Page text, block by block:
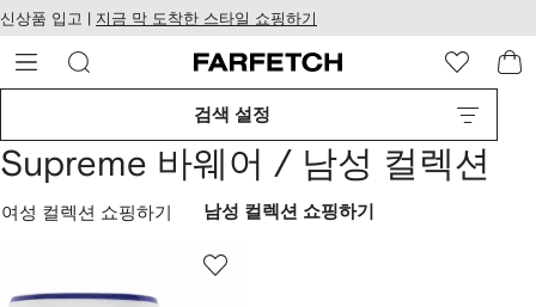
츠
건
너
기
치
웹
접
신상품 입고 | 지금 막 도착한 스타일 쇼핑하기
검색 설정
Supreme 바웨어 / 남성 컬렉션
여성 컬렉션 쇼핑하기 남성 컬렉션 쇼핑하기